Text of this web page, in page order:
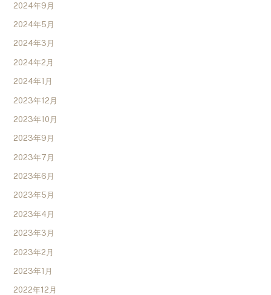
2024年9月
2024年5月
2024年3月
2024年2月
2024年1月
2023年12月
2023年10月
2023年9月
2023年7月
2023年6月
2023年5月
2023年4月
2023年3月
2023年2月
2023年1月
2022年12月